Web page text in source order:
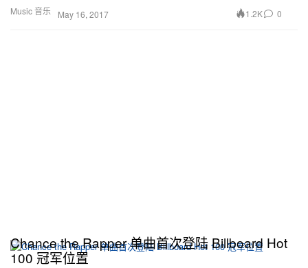
Music 音乐 May 16, 2017 1.2K 0
Chance the Rapper 单曲首次登陆 Billboard Hot
100 冠军位置